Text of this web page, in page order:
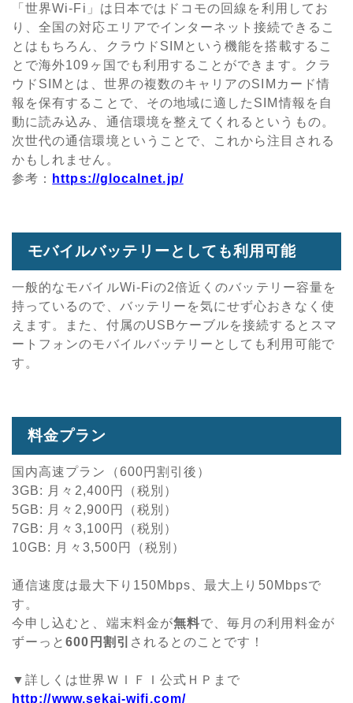
「世界Wi-Fi」は日本ではドコモの回線を利用してお
り、全国の対応エリアでインターネット接続できるこ
とはもちろん、クラウドSIMという機能を搭載するこ
とで海外109ヶ国でも利用することができます。クラ
ウドSIMとは、世界の複数のキャリアのSIMカード情
報を保有することで、その地域に適したSIM情報を自
動に読み込み、通信環境を整えてくれるというもの。
次世代の通信環境ということで、これから注目される
かもしれません。
参考：
https://glocalnet.jp/
モバイルバッテリーとしても利用可能
一般的なモバイルWi-Fiの2倍近くのバッテリー容量を
持っているので、バッテリーを気にせず心おきなく使
えます。また、付属のUSBケーブルを接続するとスマ
ートフォンのモバイルバッテリーとしても利用可能で
す。
料金プラン
国内高速プラン（600円割引後）
3GB: 月々2,400円（税別）
5GB: 月々2,900円（税別）
7GB: 月々3,100円（税別）
10GB: 月々3,500円（税別）
通信速度は最大下り150Mbps、最大上り50Mbpsで
す。
今申し込むと、端末料金が無料で、毎月の利用料金が
ずーっと600円割引 されるとのことです！
▼詳しくは世界ＷＩＦＩ公式ＨＰまで
http://www.sekai-wifi.com/